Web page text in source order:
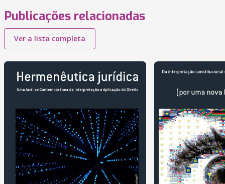
Publicações relacionadas
Ver a lista completa